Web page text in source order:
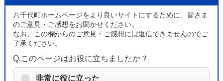
八千代町ホームページをより良いサイトにするために、皆さま
のご意見・ご感想をお聞かせください。
なお、この欄からのご意見・ご感想には返信できませんのでご
了承ください。
Q.このページはお役に立ちましたか？
非常に役に立った